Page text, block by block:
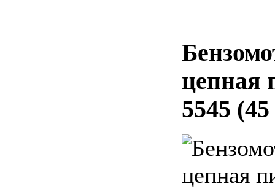
цепная
5545